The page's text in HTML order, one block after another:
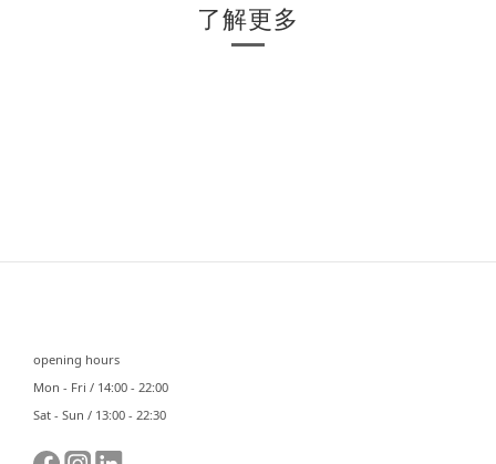
了解更多
opening hours
Mon - Fri / 14:00 - 22:00
Sat - Sun / 13:00 - 22:30